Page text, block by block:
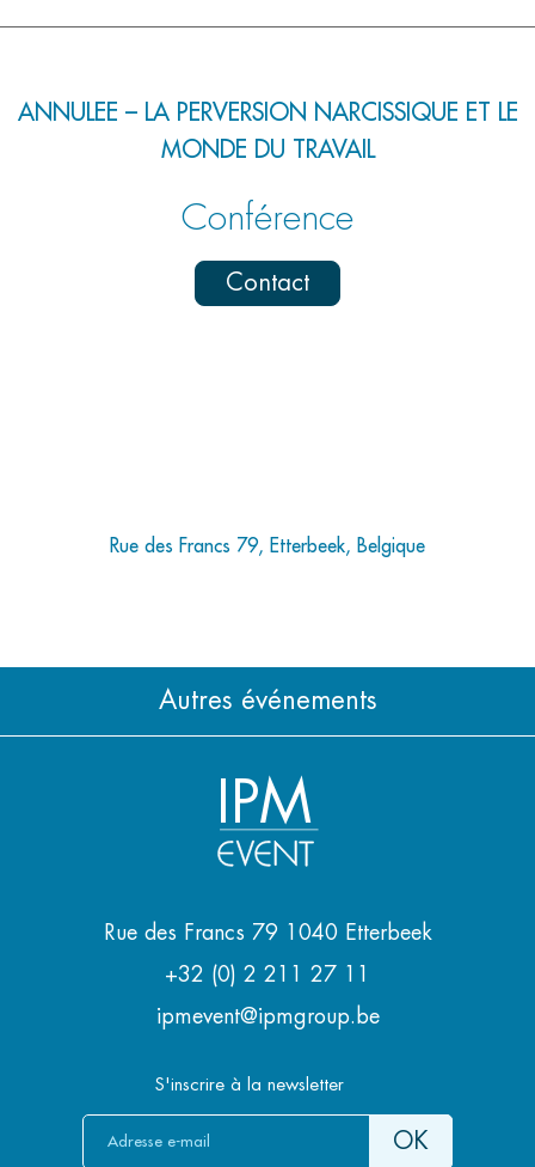
ANNULEE – LA PERVERSION NARCISSIQUE ET LE
MONDE DU TRAVAIL
Conférence
Contact
Rue des Francs 79, Etterbeek, Belgique
Autres événements
IPM
Rue des Francs 79 1040 Etterbeek
+32 (0) 2 211 27 11
ipmevent@ipmgroup.be
S'inscrire à la newsletter